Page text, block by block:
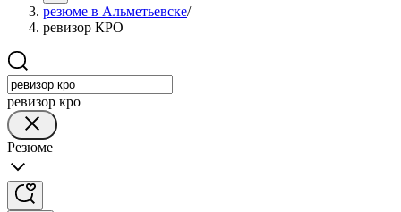
резюме в Альметьевске/
ревизор КРО
ревизор кро
Резюме